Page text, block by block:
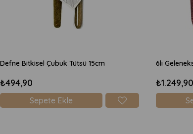
Defne Bitkisel Çubuk Tütsü 15cm
₺494,90
Sepete Ekle
6lı
₺1.249,90